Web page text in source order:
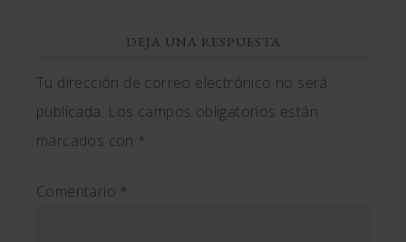
DEJA UNA RESPUESTA
Tu dirección de correo electrónico no será
publicada. Los campos obligatorios están
marcados con *
Comentario *